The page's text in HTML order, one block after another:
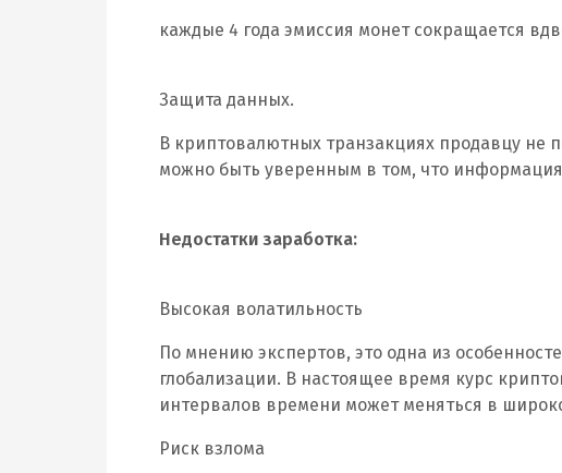
каждые 4 года эмиссия монет сокращается
Защита данных.
В криптовалютных транзакциях продавцу не
можно быть уверенным в том, что
Недостатки заработка:
Высокая волатильность
По мнению экспертов, это одна из
глобализации. В настоящее время курс
интервалов времени может меняться в
Риск взлома